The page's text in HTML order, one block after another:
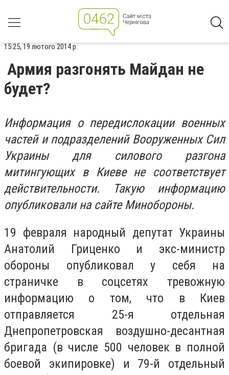
15:25, 19 лютого 2014 р.
Армия разгонять Майдан не
будет?
Информация о передислокации военных
частей и подразделений Вооруженных Сил
Украины для силового разгона
митингующих в Киеве не соответствует
действительности. Такую информацию
опубликовали на сайте Минобороны.
19 февраля народный депутат Украины
Анатолий Гриценко и экс-министр
обороны опубликовал у себя на
страничке в соцсетях тревожную
информацию о том, что в Киев
отправляется 25-я отдельная
Днепропетровская воздушно-десантная
бригада (в числе 500 человек в полной
боевой экипировке) и 79-й отдельный